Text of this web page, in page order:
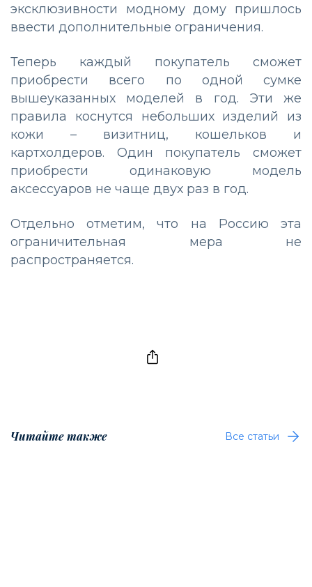
эксклюзивности модному дому пришлось
ввести дополнительные ограничения.
Теперь каждый покупатель сможет
приобрести всего по одной сумке
вышеуказанных моделей в год. Эти же
правила коснутся небольших изделий из
кожи – визитниц, кошельков и
картхолдеров. Один покупатель сможет
приобрести одинаковую модель
аксессуаров не чаще двух раз в год.
Отдельно отметим, что на Россию эта
ограничительная мера не
распространяется.
Читайте также Все статьи